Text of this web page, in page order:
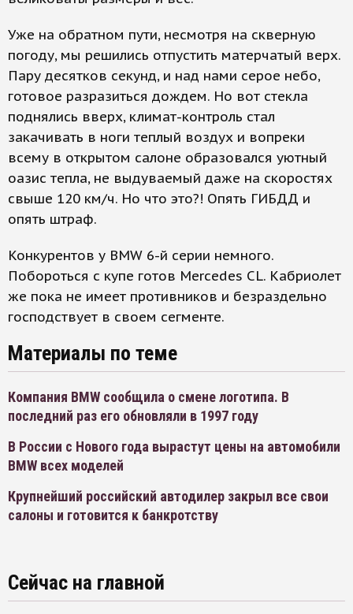
Уже на обратном пути, несмотря на скверную
погоду, мы решились отпустить матерчатый верх.
Пару десятков секунд, и над нами серое небо,
готовое разразиться дождем. Но вот стекла
поднялись вверх, климат-контроль стал
закачивать в ноги теплый воздух и вопреки
всему в открытом салоне образовался уютный
оазис тепла, не выдуваемый даже на скоростях
свыше 120 км/ч. Но что это?! Опять ГИБДД и
опять штраф.
Конкурентов у BMW 6-й серии немного.
Побороться с купе готов Mercedes CL. Кабриолет
же пока не имеет противников и безраздельно
господствует в своем сегменте.
Материалы по теме
Компания BMW сообщила о смене логотипа. В
последний раз его обновляли в 1997 году
В России с Нового года вырастут цены на автомобили
BMW всех моделей
Крупнейший российский автодилер закрыл все свои
салоны и готовится к банкротству
Сейчас на главной